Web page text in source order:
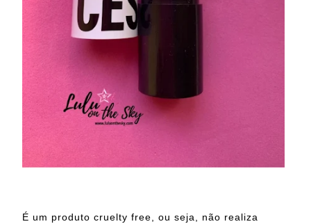
É um produto cruelty free, ou seja, não realiza